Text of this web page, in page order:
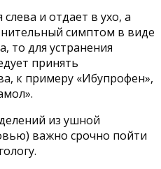
и отдает в ухо, а
симптом в виде
то для устранения
принять
к примеру «Ибупрофен»,
из ушной
важно срочно пойти